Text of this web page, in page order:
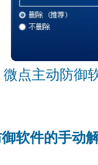
点主动防御
软件的手动